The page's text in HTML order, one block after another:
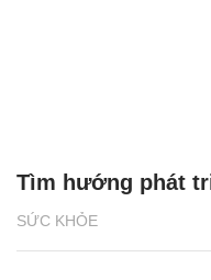
SỨC KHỎE
Tìm hướng phát